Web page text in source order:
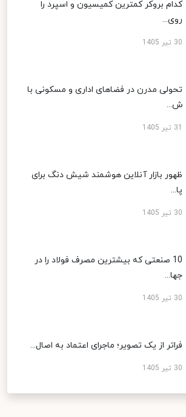
کدام بروکر کمترین کمیسیون و اسپرد را
روی...
30 تیر 1405
تحولی مدرن در فضاهای اداری و مسکونی با
ش...
ظهور بازار آنلاین هوشمند شیش دنگ برای
پا...
30 تیر 1405
10 صنعتی که بیشترین مصرف فولاد را در
جها...
30 تیر 1405
فراتر از یک تصویر؛ ماجرای اعتماد به اصال...
30 تیر 1405